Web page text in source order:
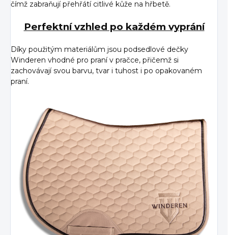
čímž zabraňují přehřátí citlivé kůže na hřbetě.
Perfektní vzhled po každém vyprání
Díky použitým materiálům jsou podsedlové dečky
Winderen vhodné pro praní v pračce, přičemž si
zachovávají svou barvu, tvar i tuhost i po opakovaném
praní.